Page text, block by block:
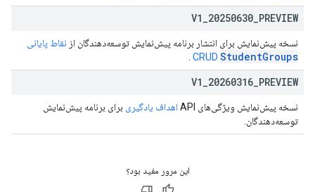
V1 20250630 PREVIEW
نسخه پیش‌نمایش برای انتشار برنامه پیش‌نمایش توسعه‌دهندگان از نقاط پایانی
CRUD StudentGroups
V1 20260316 PREVIEW
نسخه پیش‌نمایش ویژگی‌های API اهداف یادگیری برای برنامه پیش‌نمایش
توسعه‌دهندگان.
این مرور مفید بود؟